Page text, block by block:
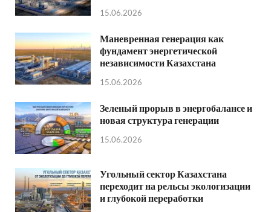
15.06.2026
Маневренная генерация как
фундамент энергетической
независимости Казахстана
15.06.2026
Зеленый прорыв в энергобалансе и
новая структура генерации
15.06.2026
Угольный сектор Казахстана
переходит на рельсы экологизации
и глубокой переработки